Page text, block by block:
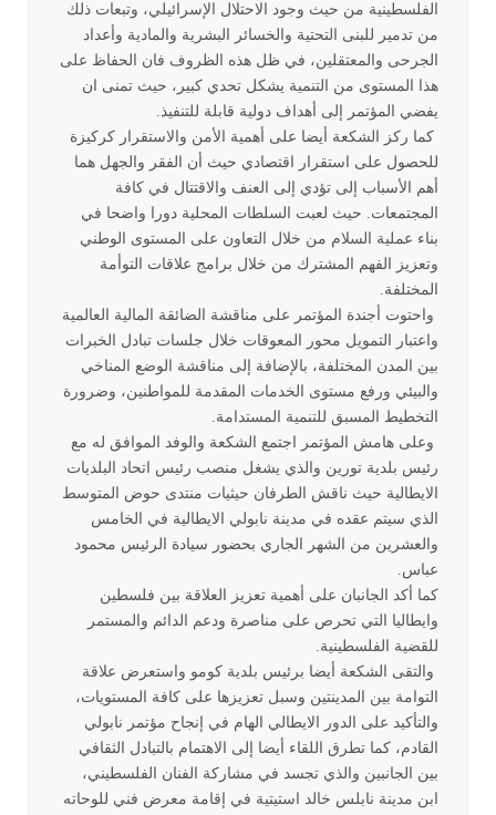
الفلسطينية من حيث وجود الاحتلال الإسرائيلي، وتبعات ذلك
من تدمير للبنى التحتية والخسائر البشرية والمادية وأعداد
الجرحى والمعتقلين، في ظل هذه الظروف فان الحفاظ على
هذا المستوى من التنمية يشكل تحدي كبير، حيث تمنى ان
يفضي المؤتمر إلى أهداف دولية قابلة للتنفيذ.
كما ركز الشكعة أيضا على أهمية الأمن والاستقرار كركيزة
للحصول على استقرار اقتصادي حيث أن الفقر والجهل هما
أهم الأسباب إلى تؤدي إلى العنف والاقتتال في كافة
المجتمعات. حيث لعبت السلطات المحلية دورا واضحا في
بناء عملية السلام من خلال التعاون على المستوى الوطني
وتعزيز الفهم المشترك من خلال برامج علاقات التوأمة
المختلفة.
واحتوت أجندة المؤتمر على مناقشة الضائقة المالية العالمية
واعتبار التمويل محور المعوقات خلال جلسات تبادل الخبرات
بين المدن المختلفة، بالإضافة إلى مناقشة الوضع المناخي
والبيئي ورفع مستوى الخدمات المقدمة للمواطنين، وضرورة
التخطيط المسبق للتنمية المستدامة.
وعلى هامش المؤتمر اجتمع الشكعة والوفد الموافق له مع
رئيس بلدية تورين والذي يشغل منصب رئيس اتحاد البلديات
الايطالية حيث ناقش الطرفان حيثيات منتدى حوض المتوسط
الذي سيتم عقده في مدينة نابولي الايطالية في الخامس
والعشرين من الشهر الجاري بحضور سيادة الرئيس محمود
عباس.
كما أكد الجانبان على أهمية تعزيز العلاقة بين فلسطين
وايطاليا التي تحرص على مناصرة ودعم الدائم والمستمر
للقضية الفلسطينية.
والتقى الشكعة أيضا برئيس بلدية كومو واستعرض علاقة
التوامة بين المدينتين وسبل تعزيزها على كافة المستويات،
والتأكيد على الدور الايطالي الهام في إنجاح مؤتمر نابولي
القادم، كما تطرق اللقاء أيضا إلى الاهتمام بالتبادل الثقافي
بين الجانبين والذي تجسد في مشاركة الفنان الفلسطيني،
ابن مدينة نابلس خالد استيتية في إقامة معرض فني للوحاته